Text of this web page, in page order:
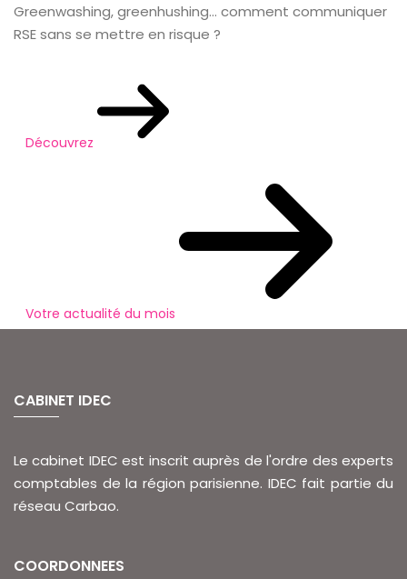
Greenwashing, greenhushing… comment communiquer
RSE sans se mettre en risque ?
Découvrez
Votre actualité du mois
CABINET IDEC
Le cabinet IDEC est inscrit auprès de l'ordre des experts
comptables de la région parisienne. IDEC fait partie du
réseau Carbao.
COORDONNEES